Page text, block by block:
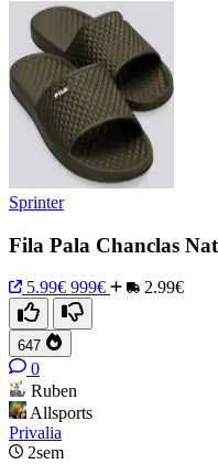
Sprinter
Fila Pala Chanclas
5.99€ 999€ 2.99€
647
0
Ruben
Allsports
Privalia
2sem